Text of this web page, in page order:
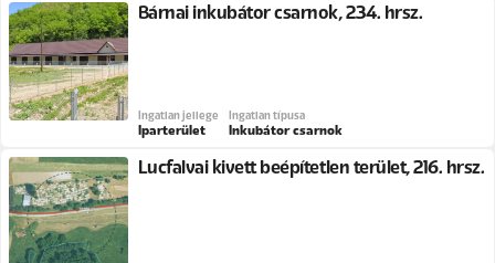
Bárnai inkubátor csarnok, 234. hrsz.
Ingatlan jellege
Iparterület
Ingatlan típusa
Inkubátor csarnok
Lucfalvai kivett beépítetlen terület, 216. hrsz.